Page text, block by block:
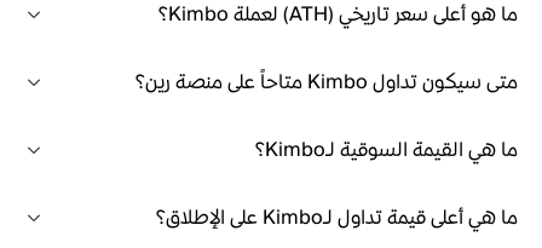
ما هو أعلى سعر تاريخي (ATH) لعملة Kimbo؟
متى سيكون تداول Kimbo متاحاً على منصة رين؟
ما هي القيمة السوقية لـKimbo؟
ما هي أعلى قيمة تداول لـKimbo على الإطلاق؟